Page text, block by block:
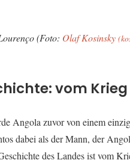
(Foto: Olaf Kosinsky
vom
Angola zuvor von einem
dabei als der Mann, der
des Landes ist vom